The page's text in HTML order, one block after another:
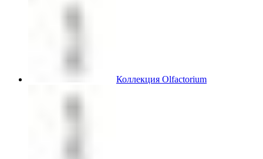
Коллекция Olfactorium